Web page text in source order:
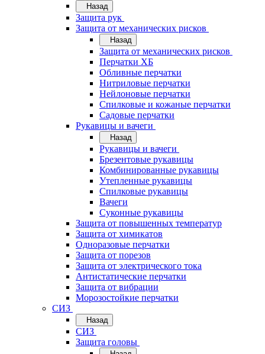
Назад
Защита рук
Защита от механических рисков
Назад
Защита от механических рисков
Перчатки ХБ
Обливные перчатки
Нитриловые перчатки
Нейлоновые перчатки
Спилковые и кожаные перчатки
Садовые перчатки
Рукавицы и вачеги
Назад
Рукавицы и вачеги
Брезентовые рукавицы
Комбинированные рукавицы
Утепленные рукавицы
Спилковые рукавицы
Вачеги
Суконные рукавицы
Защита от повышенных температур
Защита от химикатов
Одноразовые перчатки
Защита от порезов
Защита от электрического тока
Антистатические перчатки
Защита от вибрации
Морозостойкие перчатки
СИЗ
Назад
СИЗ
Защита головы